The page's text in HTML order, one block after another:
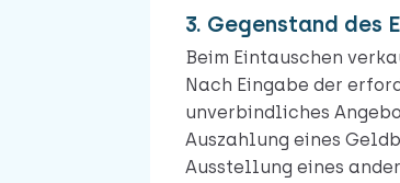
3. Gegenstand des
Beim Eintauschen
Nach Eingabe der
unverbindliches
Auszahlung eines
Ausstellung eines